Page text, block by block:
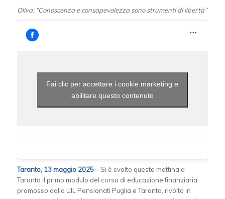
Oliva: “Conoscenza e consapevolezza sono strumenti di libertà”
Fai clic per accettare i cookie marketing e
abilitare questo contenuto
Taranto, 13 maggio 2025– Si è svolto questa mattina a
Taranto il primo modulo del corso di educazione finanziaria
promosso dalla UIL Pensionati Puglia e Taranto, rivolto in